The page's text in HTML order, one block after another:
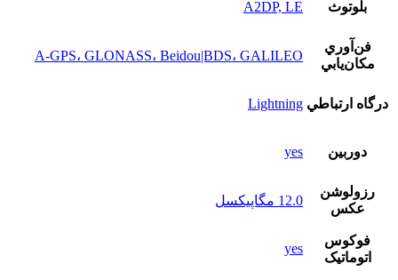
بلوتوث A2DP, LE
فن‌آوري
مکان‌يابي
A-GPS، GLONASS، Beidou|BDS، GALILEO
درگاه ارتباطي Lightning
دوربين yes
رزولوشن
عکس
12.0 مگاپيکسل
فوکوس
اتوماتيک
yes